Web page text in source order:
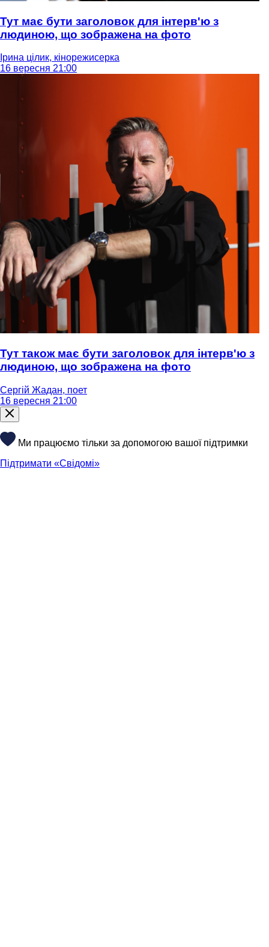
Тут має бути заголовок для інтерв'ю з
людиною, що зображена на фото
Ірина цілик, кінорежисерка
16 вересня 21:00
Тут також має бути заголовок для інтерв'ю з
людиною, що зображена на фото
Сергій Жадан, поет
16 вересня 21:00
Ми працюємо тільки за допомогою вашої підтримки
Підтримати «Свідомі»